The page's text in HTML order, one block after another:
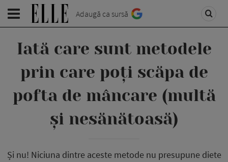
Adaugă ca sursă
Iată care sunt metodele
prin care poți scăpa de
pofta de mâncare (multă
și nesănătoasă)
Și nu! Niciuna dintre aceste metode nu presupune diete